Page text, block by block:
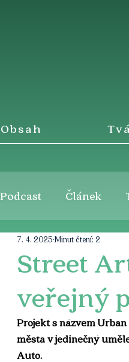
Obsah
Podcast Článek
Street
veřejný
7. 4. 2025 Minut čtení: 2
Projekt s názvem
města v jedinečný
Auto.